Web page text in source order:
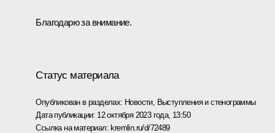
Благодарю за внимание.
Статус материала
Опубликован в разделах: Новости, Выступления и стенограммы
Дата публикации: 12 октября 2023 года, 13:50
Ссылка на материал: kremlin.ru/d/72489